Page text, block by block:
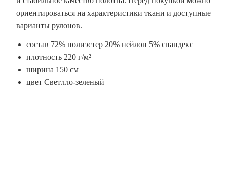
ориентироваться на характеристики ткани и доступные
варианты рулонов.
состав 72% полиэстер 20% нейлон 5% спандекс
плотность 220 г/м²
ширина 150 см
цвет Светлло-зеленый